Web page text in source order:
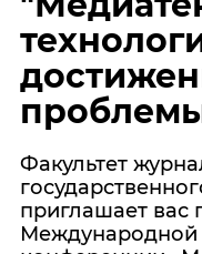
Факультет
приглашает вас
Международной